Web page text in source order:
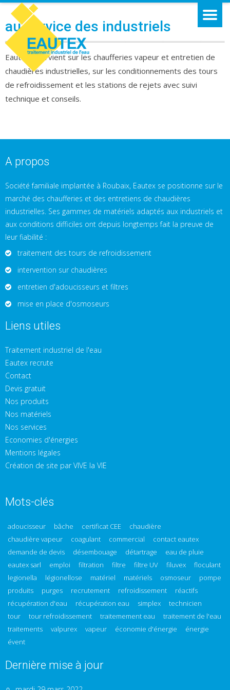
au service des industriels
Eautex intervient sur les chaufferies vapeur et entretien de
chaudières industrielles, sur les conditionnements des tours
de refroidissement et les stations de rejets avec suivi
technique et conseils.
A propos
Société familiale implantée à Roubaix, Eautex se positionne sur le
marché des chaufferies et des entretiens de chaudières
industrielles. Ses gammes de matériels adaptés aux industriels et
aux conditions difficiles ont depuis longtemps fait la preuve de
leur fiabilité :
traitement des tours de refroidissement
intervention sur chaudières
entretien d'adoucisseurs et filtres
mise en place d'osmoseurs
Liens utiles
Traitement industriel de l'eau
Eautex recrute
Contact
Devis gratuit
Nos produits
Nos matériels
Nos services
Economies d'énergies
Mentions légales
Création de site par VIVE la VIE
Mots-clés
adoucisseur bâche certificat CEE
chaudière
chaudière vapeur
coagulant commercial
contact eautex
demande de devis
désembouage détartrage
eau de pluie
eautex sarl
emploi filtration filtre filtre UV filuvex
floculant
legionella
légionellose matériel matériels osmoseur
pompe
produits
purges recrutement refroidissement
réactifs
récupération d'eau
récupération eau simplex
technicien
tour
tour refroidissement traitemement eau
traitement de l'eau
traitements
valpurex vapeur économie d'énergie
énergie
évent
Dernière mise à jour